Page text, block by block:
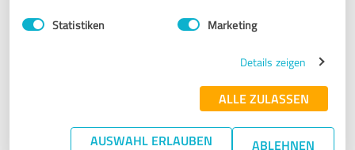
Statistiken Marketing
Details zeigen
ALLE ZULASSEN
AUSWAHL ERLAUBEN ABLEHNEN
4.81 von 5